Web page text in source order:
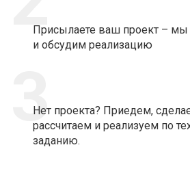
Присылаете ваш проект – мы
и обсудим реализацию
3
Нет проекта? Приедем,
рассчитаем и реализуем по
заданию.